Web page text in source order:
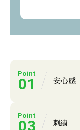
Point
01 安心感
Point
03 刺繍